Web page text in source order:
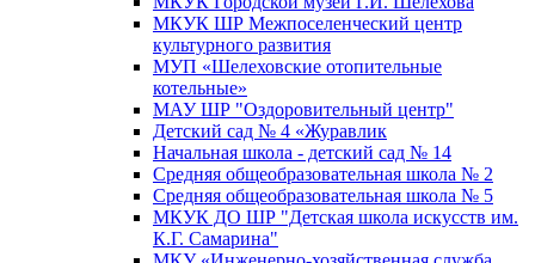
МКУК ШР Межпоселенческий центр
культурного развития
МУП «Шелеховские отопительные
котельные»
МАУ ШР "Оздоровительный центр"
Детский сад № 4 «Журавлик
Начальная школа - детский сад № 14
Средняя общеобразовательная школа № 2
Средняя общеобразовательная школа № 5
МКУК ДО ШР "Детская школа искусств им.
К.Г. Самарина"